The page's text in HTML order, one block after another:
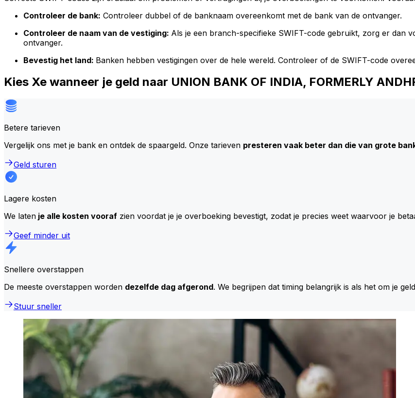
Controleer de bank: Controleer dubbel of de banknaam overeenkomt met de bank van de ontvanger.
Controleer de naam van de vestiging: Als je een branch-specifieke SWIFT-code gebruikt, zorg er dan
ontvanger.
Bevestig het land: Banken hebben vestigingen over de hele wereld. Controleer of de SWIFT-code
Kies Xe wanneer je geld naar UNION BANK OF INDIA, FORMERLY
Betere tarieven
Vergelijk ons met je bank en ontdek de spaargeld. Onze tarieven presteren vaak beter dan die van grote
Geld sturen
Lagere kosten
We laten je alle kosten vooraf zien voordat je je overboeking bevestigt, zodat je precies weet waarvoor je
Geef minder uit
Snellere overstappen
De meeste overstappen worden dezelfde dag afgerond. We begrijpen dat timing belangrijk is als het om je
Stuur sneller